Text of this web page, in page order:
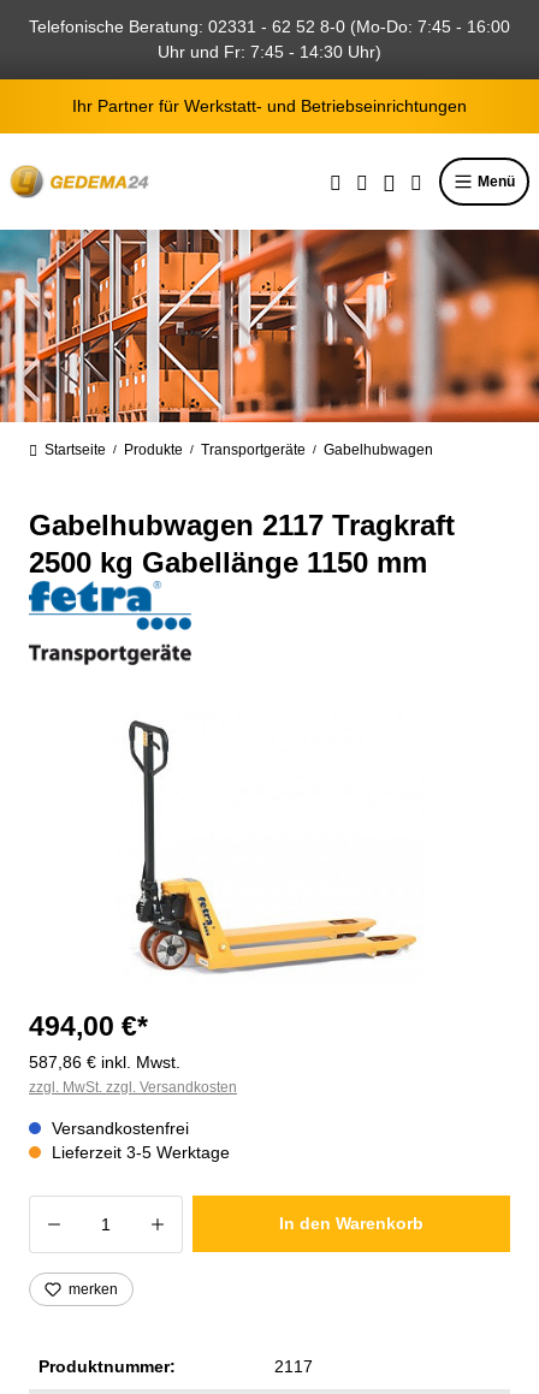
springen
Telefonische Beratung: 02331 - 62 52 8-0 (Mo-Do: 7:45 - 16:00
Uhr und Fr: 7:45 - 14:30 Uhr)
Ihr Partner für Werkstatt- und Betriebseinrichtungen
Menü
Startseite / Produkte / Transportgeräte / Gabelhubwagen
Gabelhubwagen 2117 Tragkraft
2500 kg Gabellänge 1150 mm
Bildergalerie überspringen
494,00 €*
587,86 € inkl. Mwst.
zzgl. MwSt. zzgl. Versandkosten
Versandkostenfrei
Lieferzeit 3-5 Werktage
Produkt Anzahl: Gib den gewünschten
In den Warenkorb
merken
Produktnummer: 2117